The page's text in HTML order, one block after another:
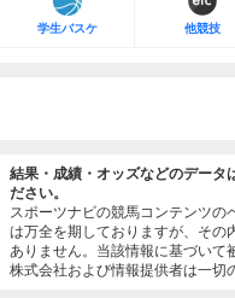
学生バスケ 他競技
結果・成績・オッズなどのデータ
ださい。
スポーツナビの競馬コンテンツの
は万全を期しておりますが、その
ありません。当該情報に基づいて
株式会社および情報提供者は一切